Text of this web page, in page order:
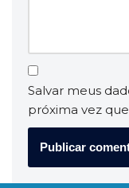
Salvar meus
próxima vez